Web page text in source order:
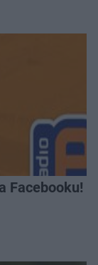
Facebooku!